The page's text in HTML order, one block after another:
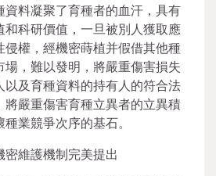
資料凝聚了育種者的血汗，具有
科研價值，一旦被別人獲取應
侵權，經機密蒔植并假借其他種
，難以發明，將嚴重傷害損失
及育種資料的持有人的符合法
將嚴重傷害育種立異者的立異積
業競爭次序的基石。
維護機制完美提出